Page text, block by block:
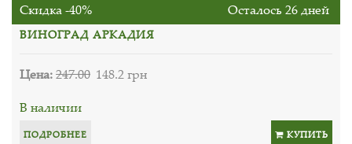
Скидка -40% Осталось 26 дней
ВИНОГРАД АРКАДИЯ
Цена:247.00 148.2 грн
В наличии
ПОДРОБНЕЕ КУПИТЬ